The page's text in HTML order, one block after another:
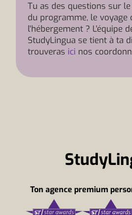
Tu as des questions sur
du programme, le voyage
l'hébergement ? L'équipe
StudyLingua se tient à ta
trouveras ici nos
Ton agence premium